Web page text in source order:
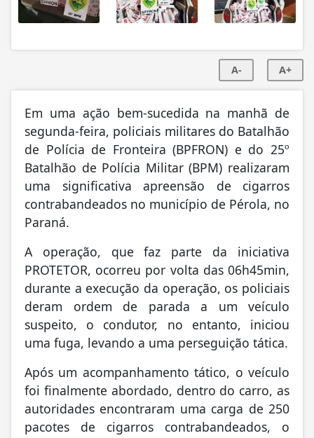
A- A+
Em uma ação bem-sucedida na manhã de
segunda-feira, policiais militares do Batalhão
de Polícia de Fronteira (BPFRON) e do 25º
Batalhão de Polícia Militar (BPM) realizaram
uma significativa apreensão de cigarros
contrabandeados no município de Pérola, no
Paraná.
A operação, que faz parte da iniciativa
PROTETOR, ocorreu por volta das 06h45min,
durante a execução da operação, os policiais
deram ordem de parada a um veículo
suspeito, o condutor, no entanto, iniciou
uma fuga, levando a uma perseguição tática.
Após um acompanhamento tático, o veículo
foi finalmente abordado, dentro do carro, as
autoridades encontraram uma carga de 250
pacotes de cigarros contrabandeados, o